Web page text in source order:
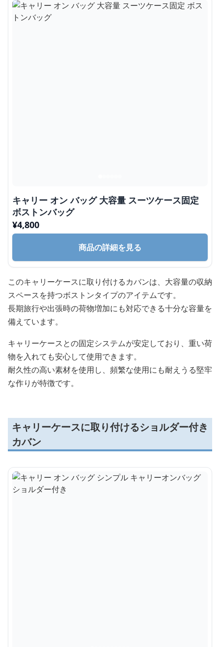
キャリー オン バッグ 大容量 スーツケース固定
ボストンバッグ
¥4,800
商品の詳細を見る
このキャリーケースに取り付けるカバンは、大容量の収納
スペースを持つボストンタイプのアイテムです。
長期旅行や出張時の荷物増加にも対応できる十分な容量を
備えています。
キャリーケースとの固定システムが安定しており、重い荷
物を入れても安心して使用できます。
耐久性の高い素材を使用し、頻繁な使用にも耐えうる堅牢
な作りが特徴です。
キャリーケースに取り付けるショルダー付き
カバン